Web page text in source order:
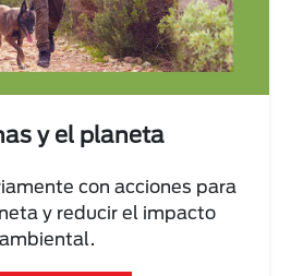
y el planeta
con acciones para
y reducir el impacto
ambiental.